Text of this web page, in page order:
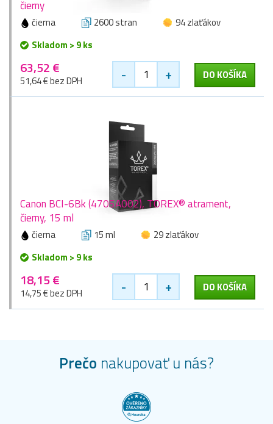
čierny
čierna 2600 stran
94 zlaťákov
Skladom > 9 ks
63,52 €
51,64 € bez DPH - + DO KOŠÍKA
Canon BCI-6Bk (4705A002), TOREX® atrament,
čierny, 15 ml
čierna 15 ml
29 zlaťákov
Skladom > 9 ks
18,15 €
14,75 € bez DPH - + DO KOŠÍKA
Prečo nakupovať u nás?